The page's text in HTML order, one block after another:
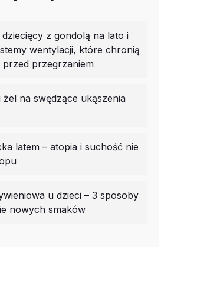
z gondolą na lato i
wentylacji, które chronią
przegrzaniem
na swędzące ukąszenia
latem – atopia i suchość nie
u dzieci – 3 sposoby
nowych smaków